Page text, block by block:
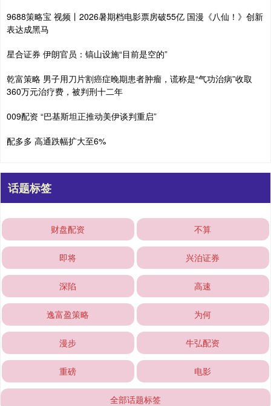
9688策略宝 视频丨2026暑期档电影票房破55亿 国漫《八仙！》创新
表达成黑马
星合证券 伊朗官员：镐山设施“目前是空的”
乾富策略 男子用刀片割癌症晚期患者肿瘤，谎称是“气功治病”收取
360万元治疗费，被判刑十二年
009配资 “巴基斯坦正推动美伊谈判重启”
配多多 高通跌幅扩大至6%
话题标签
财盘配资 不算
即将 兴泊证券
深陷 高速
逸富盈策略 为何
漫步 牛弘配资
重磅 电影
全部话题标签